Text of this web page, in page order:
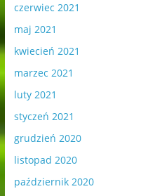
czerwiec 2021
maj 2021
kwiecień 2021
marzec 2021
luty 2021
styczeń 2021
grudzień 2020
listopad 2020
październik 2020